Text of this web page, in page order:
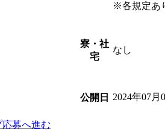
※各規定あ
寮・社
宅
なし
公開日 2024年07月
応募へ進む